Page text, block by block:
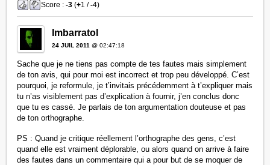
Score :-3 (+1 /-4)
Imbarratol
24 JUIL 2011 @ 02:47:18
Sache que je ne tiens pas compte de tes fautes mais simplement
de ton avis, qui pour moi est incorrect et trop peu développé. C’est
pourquoi, je reformule, je t’invitais précédemment à t’expliquer mais
tu n’as visiblement pas d’explication à fournir, j’en conclus donc
que tu es cassé. Je parlais de ton argumentation douteuse et pas
de ton orthographe.
PS : Quand je critique réellement l’orthographe des gens, c’est
quand elle est vraiment déplorable, ou alors quand on arrive à faire
des fautes dans un commentaire qui a pour but de se moquer de